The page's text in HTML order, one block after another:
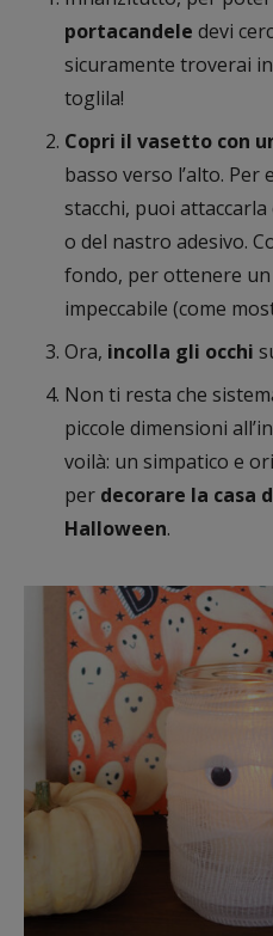
portacandele devi
sicuramente troverai in
toglila!
Copri il vasetto con
basso verso l’alto. Per
stacchi, puoi attaccarla
o del nastro adesivo.
fondo, per ottenere
impeccabile (come
Ora, incolla gli occhi
Non ti resta che
piccole dimensioni
voilà: un simpatico e
per decorare la casa
Halloween.